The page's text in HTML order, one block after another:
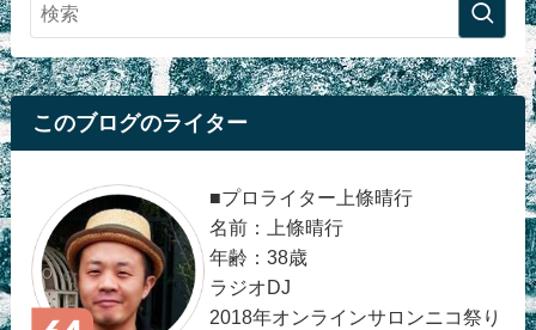
このブログのライター
■プロライター上條晴行
名前：上條晴行
年齢：38歳
ラジオDJ
2018年オンラインサロンニコ祭り